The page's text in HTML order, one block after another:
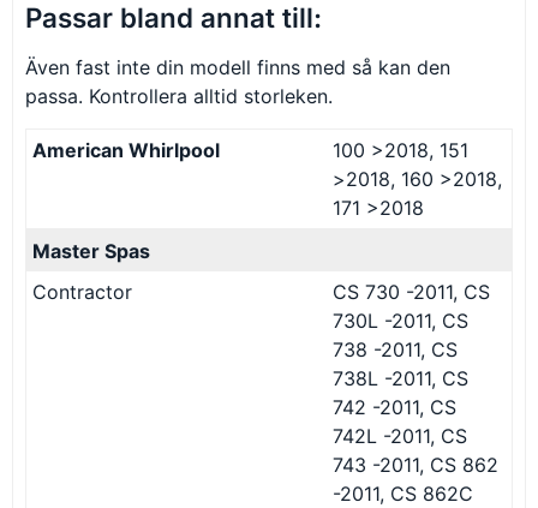
Passar bland annat till:
Även fast inte din modell finns med så kan den
passa. Kontrollera alltid storleken.
American Whirlpool
100 >2018, 151
>2018, 160 >2018,
171 >2018
Master Spas
Contractor
CS 730 -2011, CS
730L -2011, CS
738 -2011, CS
738L -2011, CS
742 -2011, CS
742L -2011, CS
743 -2011, CS 862
-2011, CS 862C